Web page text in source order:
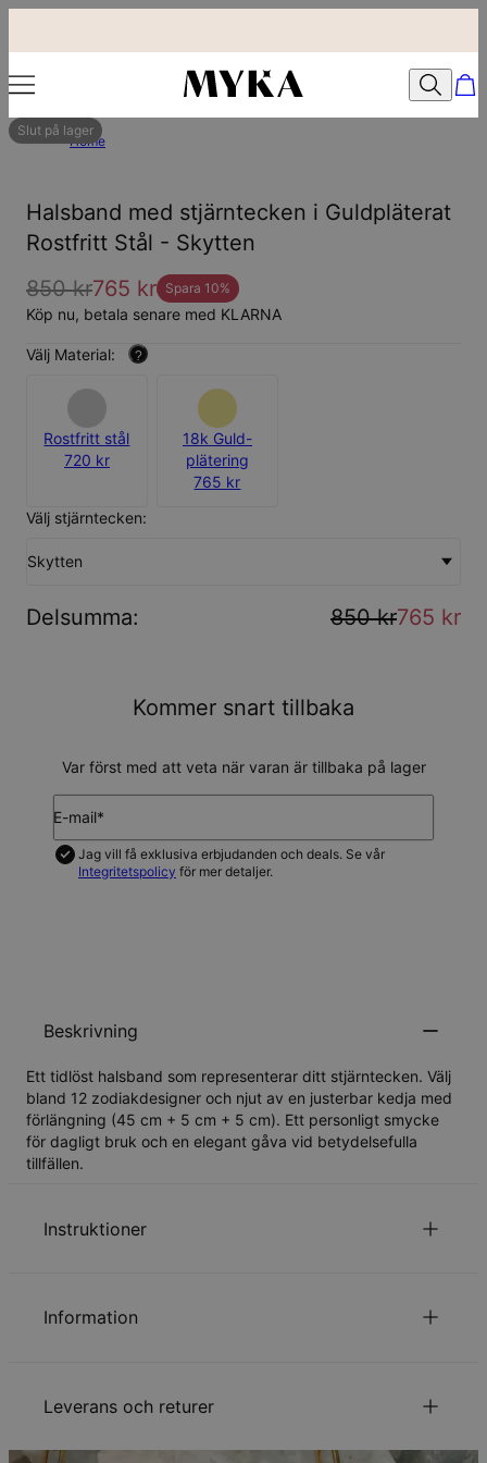
Slut på lager
Home
Halsband med stjärntecken i Guldpläterat
Rostfritt Stål - Skytten
850 kr765 kr Spara 10%
Köp nu, betala senare med KLARNA
Välj Material: ?
Rostfritt stål
720 kr
18k Guld-
plätering
765 kr
Välj stjärntecken:
Skytten
Delsumma: 850 kr765 kr
Kommer snart tillbaka
Var först med att veta när varan är tillbaka på lager
E-mail*
Jag vill få exklusiva erbjudanden och deals. Se vår
Integritetspolicy för mer detaljer.
Beskrivning
Ett tidlöst halsband som representerar ditt stjärntecken. Välj
bland 12 zodiakdesigner och njut av en justerbar kedja med
förlängning (45 cm + 5 cm + 5 cm). Ett personligt smycke
för dagligt bruk och en elegant gåva vid betydelsefulla
tillfällen.
Instruktioner
Kontakta oss gärna via
för speciella önskemål eller
Information
Kedjetyp
Ankarkedja
Kedjeförlängning
10 cm
Leverans och returer
Din beställning kommer att skickas med följande